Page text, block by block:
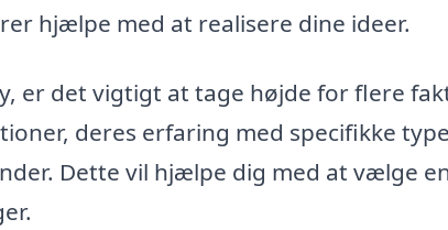
hjælpe med at realisere dine ideer.
er det vigtigt at tage højde for flere
deres erfaring med specifikke
Dette vil hjælpe dig med at vælge